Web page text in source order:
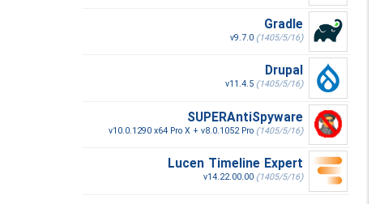
Gradle
v9.7.0 (1405/5/16)
Drupal
v11.4.5 (1405/5/16)
SUPERAntiSpyware
v10.0.1290 x64 Pro X + v8.0.1052 Pro (1405/5/16)
Lucen Timeline Expert
v14.22.00.00 (1405/5/16)